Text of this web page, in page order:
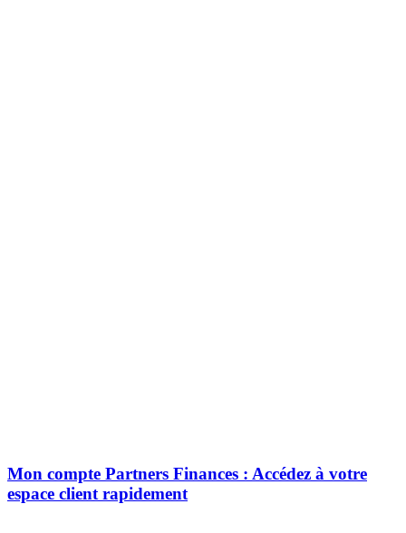
Mon compte Partners Finances : Accédez à votre
espace client rapidement